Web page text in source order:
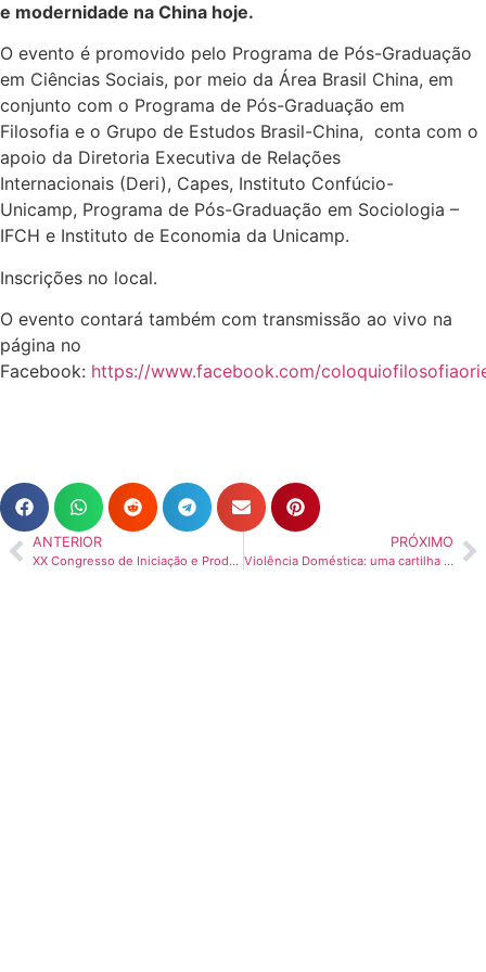
e modernidade na China hoje.
O evento é promovido pelo Programa de Pós-Graduação
em Ciências Sociais, por meio da Área Brasil China, em
conjunto com o Programa de Pós-Graduação em
Filosofia e o Grupo de Estudos Brasil-China, conta com o
apoio da Diretoria Executiva de Relações
Internacionais (Deri), Capes, Instituto Confúcio-
Unicamp, Programa de Pós-Graduação em Sociologia –
IFCH e Instituto de Economia da Unicamp.
Inscrições no local.
O evento contará também com transmissão ao vivo na
página no
Facebook: https://www.facebook.com/
ANTERIOR
XX Congresso de Iniciação e Produção Científica – Metodista
PRÓXIMO
Violência Doméstica: uma cartilha para mulheres, técnicas e técnicos do poder público e lideranças religiosas